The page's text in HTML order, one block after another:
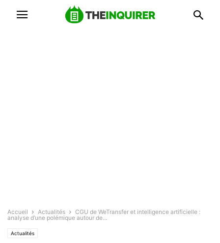
Accueil Actualités
CGU de WeTransfer et intelligence artificielle :
analyse d’une polémique autour de...
Actualités